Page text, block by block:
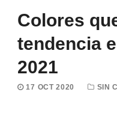
Colores
tendencia
2021
17 OCT 2020 SIN